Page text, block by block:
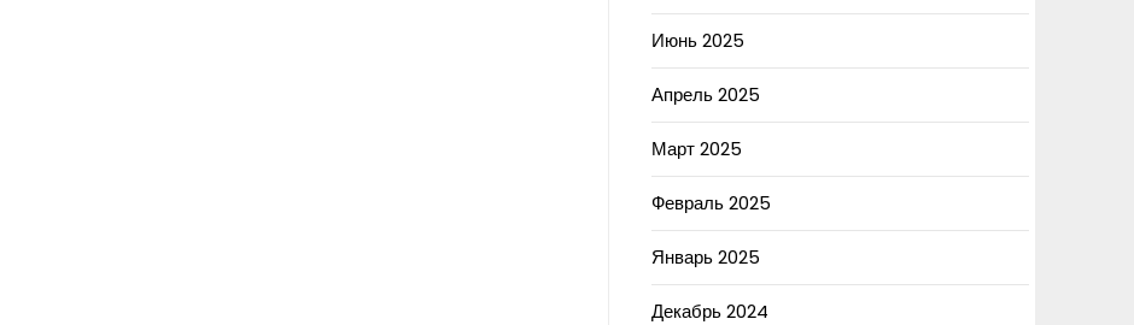
Июнь 2025
Апрель 2025
Март 2025
Февраль 2025
Январь 2025
Декабрь 2024